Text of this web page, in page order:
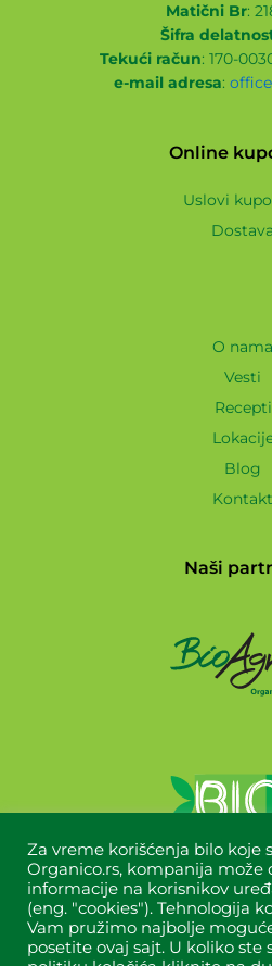
Matični Br:
Šifra
Tekući račun: 170-
e-mail adresa:
Online
Uslovi
Dostava
O nama
Vesti
Recepti
Blog
Kontakt
Naši
Za vreme korišćenja bilo koje
Organico.rs, kompanija može
informacije na korisnikov
(eng. "cookies"). Tehnologija
Vam pružimo najbolje
posetite ovaj sajt. U koliko ste